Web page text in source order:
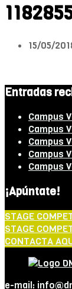
15/05/
Entradas
Campus
Campus
Campus
Campus
Campus
¡Apúntate!
STAGE
STAGE
CONTACTA
e-mail: